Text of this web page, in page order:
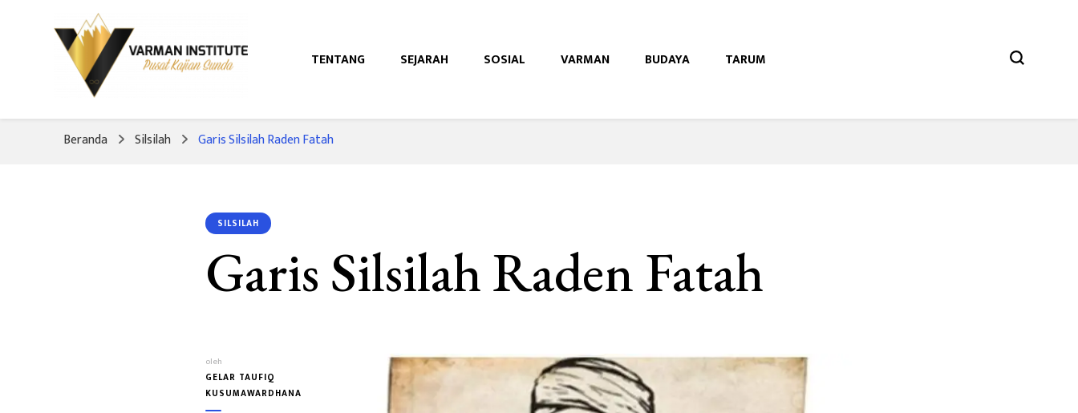
Varman Institute
Pusat Kajian Sunda
TENTANG SEJARAH SOSIAL VARMAN BUDAYA TARUM
Beranda Silsilah Garis Silsilah Raden Fatah
SILSILAH
Garis Silsilah Raden Fatah
oleh
GELAR TAUFIQ
KUSUMAWARDHANA